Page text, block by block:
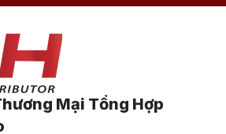
Mại Tổng Hợp